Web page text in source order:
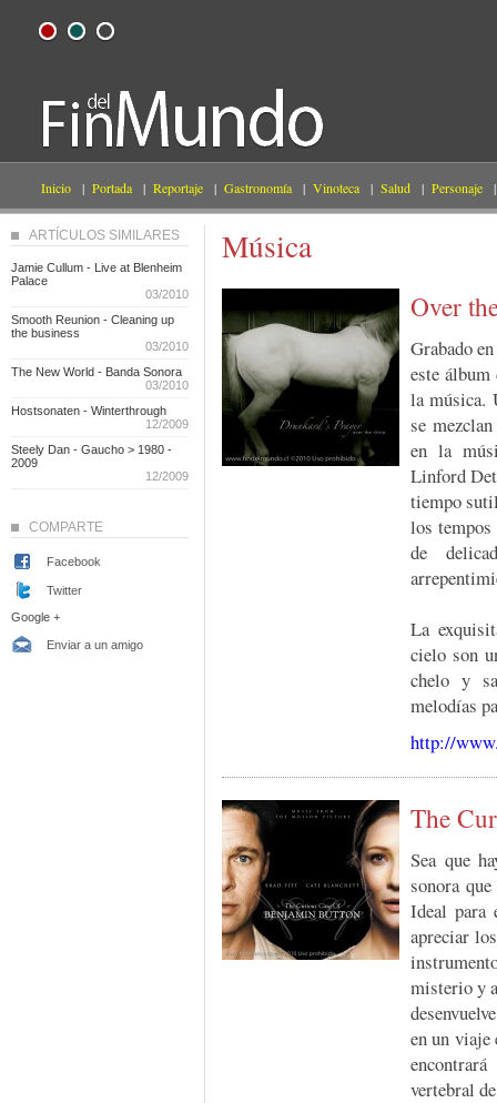
Inicio | Portada | Reportaje | Gastronomía | Vinoteca | Salud | Personaje |
Música
Over
Grabado
este álbum
la música.
se
en la
Linford
tiempo
los tempos
de
La
cielo son
chelo y
melodías
http://
The
Sea que
sonora
Ideal para
apreciar
misterio y
en un viaje
vertebral
ARTÍCULOS SIMILARES
Jamie Cullum - Live at Blenheim
Palace
03/2010
Smooth Reunion - Cleaning up
the business
03/2010
The New World - Banda Sonora
03/2010
Hostsonaten - Winterthrough
12/2009
Steely Dan - Gaucho > 1980 -
2009
12/2009
COMPARTE
Facebook
Twitter
Google +
Enviar a un amigo